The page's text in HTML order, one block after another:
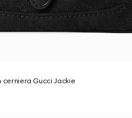
cerniera Gucci Jackie